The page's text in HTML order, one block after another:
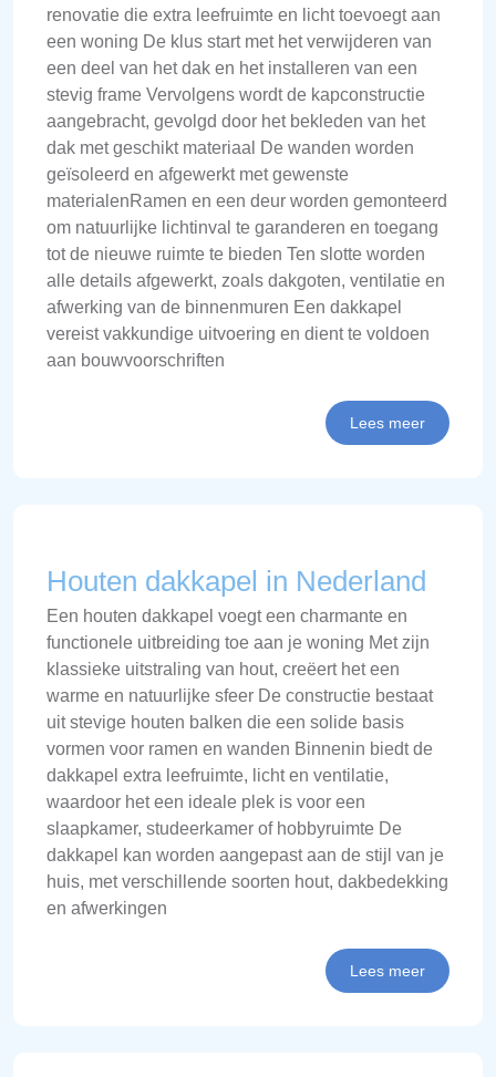
renovatie die extra leefruimte en licht toevoegt aan
een woning De klus start met het verwijderen van
een deel van het dak en het installeren van een
stevig frame Vervolgens wordt de kapconstructie
aangebracht, gevolgd door het bekleden van het
dak met geschikt materiaal De wanden worden
geïsoleerd en afgewerkt met gewenste
materialenRamen en een deur worden gemonteerd
om natuurlijke lichtinval te garanderen en toegang
tot de nieuwe ruimte te bieden Ten slotte worden
alle details afgewerkt, zoals dakgoten, ventilatie en
afwerking van de binnenmuren Een dakkapel
vereist vakkundige uitvoering en dient te voldoen
aan bouwvoorschriften
Lees meer
Houten dakkapel in Nederland
Een houten dakkapel voegt een charmante en
functionele uitbreiding toe aan je woning Met zijn
klassieke uitstraling van hout, creëert het een
warme en natuurlijke sfeer De constructie bestaat
uit stevige houten balken die een solide basis
vormen voor ramen en wanden Binnenin biedt de
dakkapel extra leefruimte, licht en ventilatie,
waardoor het een ideale plek is voor een
slaapkamer, studeerkamer of hobbyruimte De
dakkapel kan worden aangepast aan de stijl van je
huis, met verschillende soorten hout, dakbedekking
en afwerkingen
Lees meer